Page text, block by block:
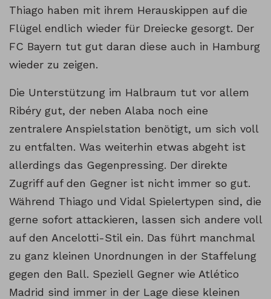
Thiago haben mit ihrem Herauskippen auf die
Flügel endlich wieder für Dreiecke gesorgt. Der
FC Bayern tut gut daran diese auch in Hamburg
wieder zu zeigen.
Die Unterstützung im Halbraum tut vor allem
Ribéry gut, der neben Alaba noch eine
zentralere Anspielstation benötigt, um sich voll
zu entfalten. Was weiterhin etwas abgeht ist
allerdings das Gegenpressing. Der direkte
Zugriff auf den Gegner ist nicht immer so gut.
Während Thiago und Vidal Spielertypen sind, die
gerne sofort attackieren, lassen sich andere voll
auf den Ancelotti-Stil ein. Das führt manchmal
zu ganz kleinen Unordnungen in der Staffelung
gegen den Ball. Speziell Gegner wie Atlético
Madrid sind immer in der Lage diese kleinen